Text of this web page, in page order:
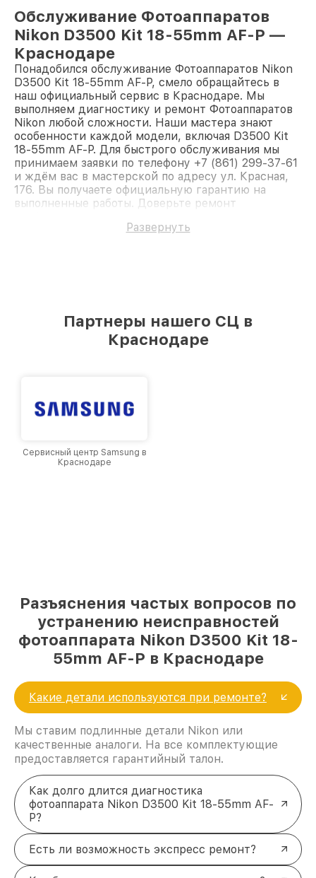
Обслуживание Фотоаппаратов
Nikon D3500 Kit 18-55mm AF-P —
Краснодаре
Понадобился обслуживание Фотоаппаратов Nikon
D3500 Kit 18-55mm AF-P, смело обращайтесь в
наш официальный сервис в Краснодаре. Мы
выполняем диагностику и ремонт Фотоаппаратов
Nikon любой сложности. Наши мастера знают
особенности каждой модели, включая D3500 Kit
18-55mm AF-P. Для быстрого обслуживания мы
принимаем заявки по телефону +7 (861) 299-37-61
и ждём вас в мастерской по адресу ул. Красная,
176. Вы получаете официальную гарантию на
выполненные работы. Доверьте ремонт
Развернуть
Партнеры нашего СЦ в
Краснодаре
Сервисный центр Samsung в
Краснодаре
Разъяснения частых вопросов по
устранению неисправностей
фотоаппарата Nikon D3500 Kit 18-
55mm AF-P в Краснодаре
Какие детали используются при ремонте?
Мы ставим подлинные детали Nikon или
качественные аналоги. На все комплектующие
предоставляется гарантийный талон.
Как долго длится диагностика
фотоаппарата Nikon D3500 Kit 18-55mm AF-
P?
Есть ли возможность экспресс ремонт?